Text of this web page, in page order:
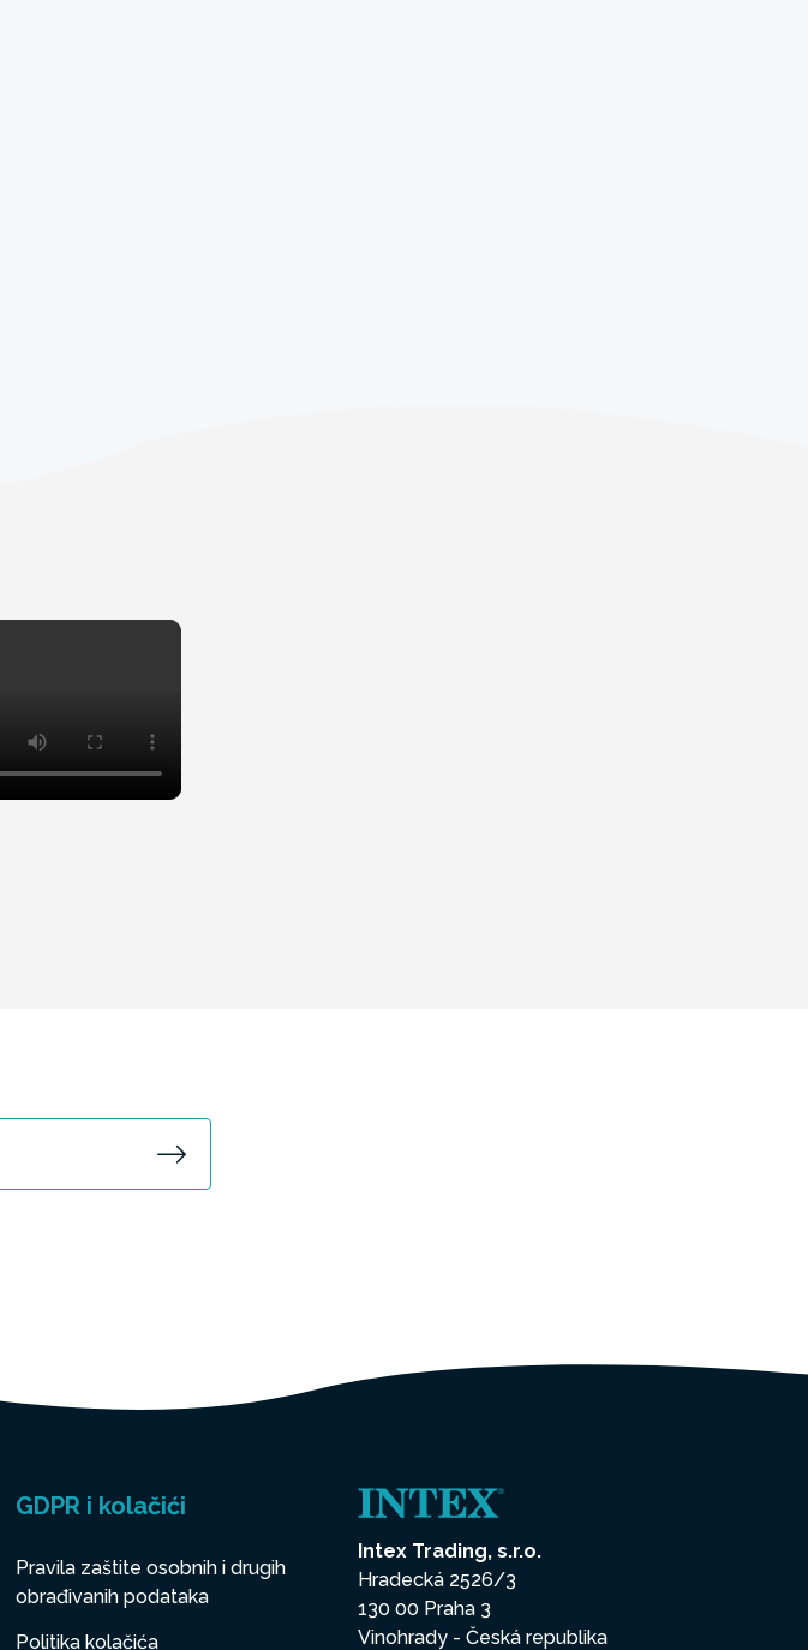
GDPR i kolačići
Pravila zaštite osobnih i drugih
obrađivanih podataka
Politika kolačića
Intex Trading, s.r.o.
Hradecká 2526/3
130 00 Praha 3
Vinohrady - Česká republika